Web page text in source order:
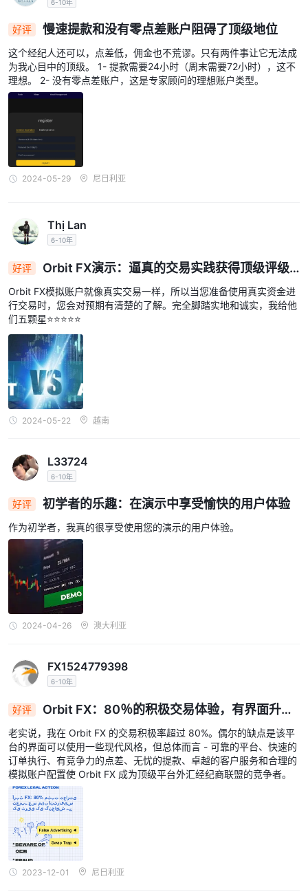
6-10年
好评 慢速提款和没有零点差账户阻碍了顶级地位
这个经纪人还可以，点差低，佣金也不荒谬。只有两件事让它无法成
为我心目中的顶级。 1- 提款需要24小时（周末需要72小时），这不
理想。 2- 没有零点差账户，这是专家顾问的理想账户类型。
2024-05-29 尼日利亚
Thị Lan
6-10年
好评
Orbit FX演示：逼真的交易实践获得顶级评级
Orbit FX模拟账户就像真实交易一样，所以当您准备使用真实资金进
行交易时，您会对预期有清楚的了解。完全脚踏实地和诚实，我给他
们五颗星⭐⭐⭐⭐⭐
2024-05-22 越南
L33724
6-10年
好评 初学者的乐趣：在演示中享受愉快的用户体验
作为初学者，我真的很享受使用您的演示的用户体验。
2024-04-26 澳大利亚
FX1524779398
6-10年
好评
Orbit FX：80％的积极交易体验，有界面升级
老实说，我在 Orbit FX 的交易积极率超过 80%。偶尔的缺点是该平
台的界面可以使用一些现代风格，但总体而言 - 可靠的平台、快速的
订单执行、有竞争力的点差、无忧的提款、卓越的客户服务和合理的
模拟账户配置使 Orbit FX 成为顶级平台外汇经纪商联盟的竞争者。
2023-12-01 尼日利亚